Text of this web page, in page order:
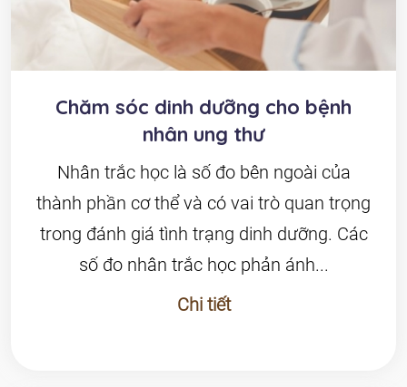
Chăm sóc dinh dưỡng cho bệnh
nhân ung thư
Nhân trắc học là số đo bên ngoài của
thành phần cơ thể và có vai trò quan trọng
trong đánh giá tình trạng dinh dưỡng. Các
số đo nhân trắc học phản ánh...
Chi tiết